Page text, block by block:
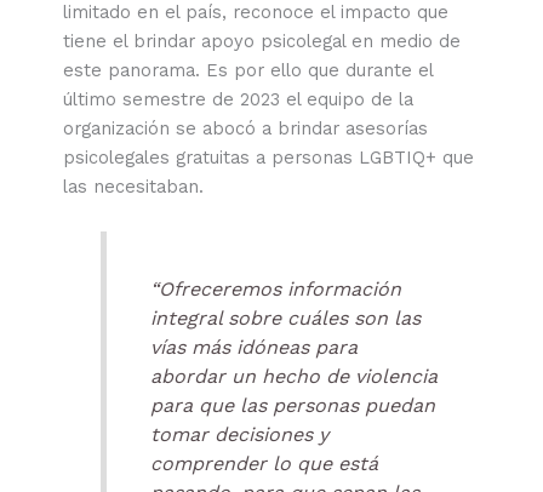
limitado en el país, reconoce el impacto que
tiene el brindar apoyo psicolegal en medio de
este panorama. Es por ello que durante el
último semestre de 2023 el equipo de la
organización se abocó a brindar asesorías
psicolegales gratuitas a personas LGBTIQ+ que
las necesitaban.
“Ofreceremos información
integral sobre cuáles son las
vías más idóneas para
abordar un hecho de violencia
para que las personas puedan
tomar decisiones y
comprender lo que está